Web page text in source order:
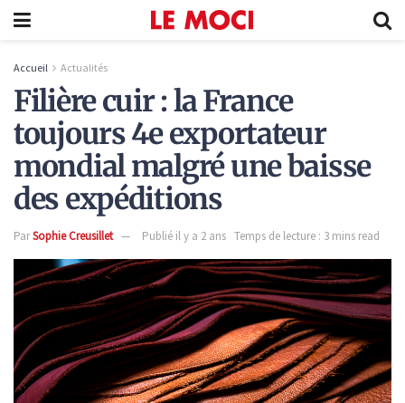
Accueil Actualités
Filière cuir : la France
toujours 4e exportateur
mondial malgré une baisse
des expéditions
ParSophie Creusillet Publié il y a 2 ans Temps de lecture : 3 mins read